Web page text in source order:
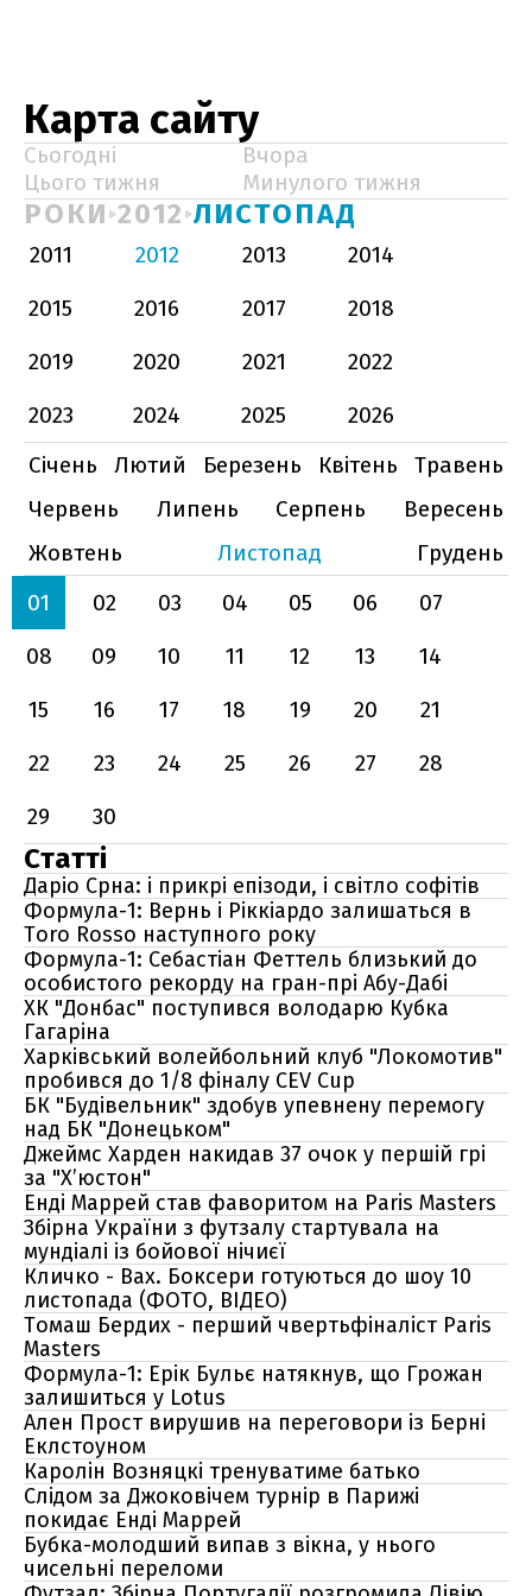
Карта сайту
Сьогодні
Вчора
Цього тижня
Минулого тижня
РОКИ 2012 ЛИСТОПАД
2011 2012 2013
2014
2015
2016 2017
2018
2019
2020 2021
2022
2023
2024 2025
2026
Січень
Лютий Березень Квітень
Травень
Червень
Липень Серпень
Вересень
Жовтень
Листопад
Грудень
01
02 03 04 05 06
07
08
09 10 11 12 13
14
15
16 17 18 19 20
21
22
23 24 25 26 27
28
29
30
Статті
Даріо Срна: і прикрі епізоди, і світло софітів
Формула-1: Вернь і Ріккіардо залишаться в
Toro Rosso наступного року
Формула-1: Себастіан Феттель близький до
особистого рекорду на гран-прі Абу-Дабі
ХК "Донбас" поступився володарю Кубка
Гагаріна
Харківський волейбольний клуб "Локомотив"
пробився до 1/8 фіналу CEV Cup
БК "Будівельник" здобув упевнену перемогу
над БК "Донецьком"
Джеймс Харден накидав 37 очок у першій грі
за "Х’юстон"
Енді Маррей став фаворитом на Paris Masters
Збірна України з футзалу стартувала на
мундіалі із бойової нічиєї
Кличко - Вах. Боксери готуються до шоу 10
листопада (ФОТО, ВІДЕО)
Томаш Бердих - перший чвертьфіналіст Paris
Masters
Формула-1: Ерік Бульє натякнув, що Грожан
залишиться у Lotus
Ален Прост вирушив на переговори із Берні
Еклстоуном
Каролін Возняцкі тренуватиме батько
Слідом за Джоковічем турнір в Парижі
покидає Енді Маррей
Бубка-молодший випав з вікна, у нього
чисельні переломи